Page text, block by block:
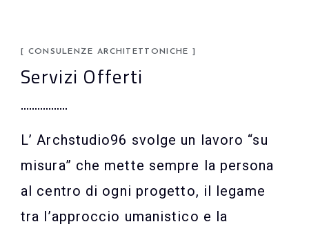
[ CONSULENZE ARCHITETTONICHE ]
Servizi Offerti
L’ Archstudio96 svolge un lavoro “su
misura” che mette sempre la persona
al centro di ogni progetto, il legame
tra l’approccio umanistico e la